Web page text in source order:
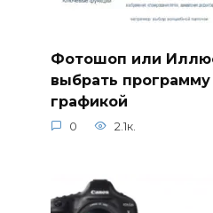
Фотошоп или
выбрать
графикой
0 2.1к.